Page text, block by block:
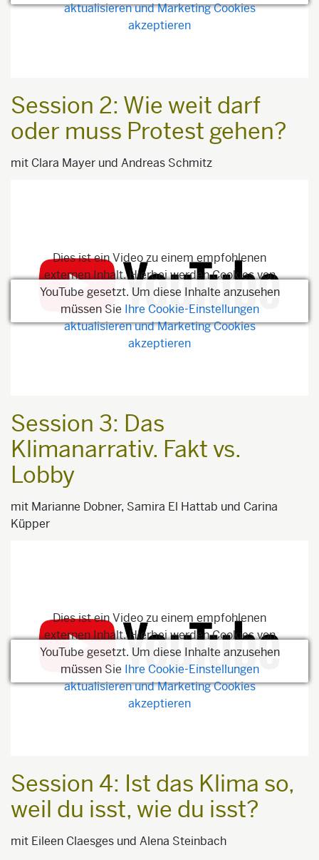
aktualisieren und Marketing Cookies
akzeptieren
Session 2: Wie weit darf
oder muss Protest gehen?
mit Clara Mayer und Andreas Schmitz
Dies ist ein Video zu einem empfohlenen
externen Inhalt. Hierbei werden Cookies von
YouTube gesetzt. Um diese Inhalte anzusehen
müssen Sie Ihre Cookie-Einstellungen
aktualisieren und Marketing Cookies
akzeptieren
Session 3: Das
Klimanarrativ. Fakt vs.
Lobby
mit Marianne Dobner, Samira El Hattab und Carina
Küpper
Dies ist ein Video zu einem empfohlenen
externen Inhalt. Hierbei werden Cookies von
YouTube gesetzt. Um diese Inhalte anzusehen
müssen Sie Ihre Cookie-Einstellungen
aktualisieren und Marketing Cookies
akzeptieren
Session 4: Ist das Klima so,
weil du isst, wie du isst?
mit Eileen Claesges und Alena Steinbach